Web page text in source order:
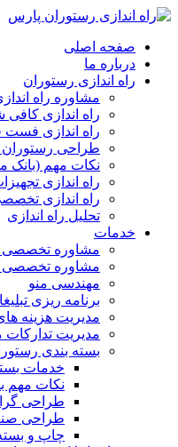
صفحه اصلی
درباره ما
راه اندازی رستوران
مشاوره راه
راه اندازی کافی
راه اندازی فست
طراحی رستوران
نکات مهم (بانک
راه اندازی تجهیزات
راه اندازی
تحلیل راه اندازی
خدمات
مشاوره تخصصی
مشاوره تخصصی
مهندسی منو
برنامه ریزی
مدیریت هزینه های
مدیریت تدارکات
بسته بندی
خدمات
نکات مهم
طراحی
طراحی
چاپ و بسته